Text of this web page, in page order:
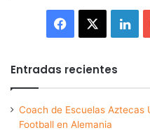
Facebook
Entradas recientes
Coach de Escuelas Aztecas
Football en Alemania